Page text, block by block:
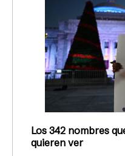
Los 342 nombres
quieren ver